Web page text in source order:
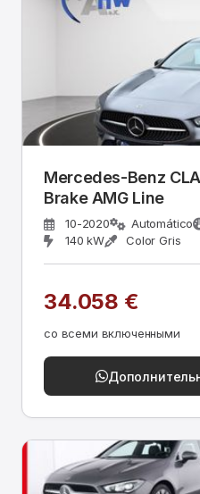
Mercedes-Benz
Brake AMG Line
10-2020 Automático
140 kW
Color Gris
34.058 €
со всеми включенными